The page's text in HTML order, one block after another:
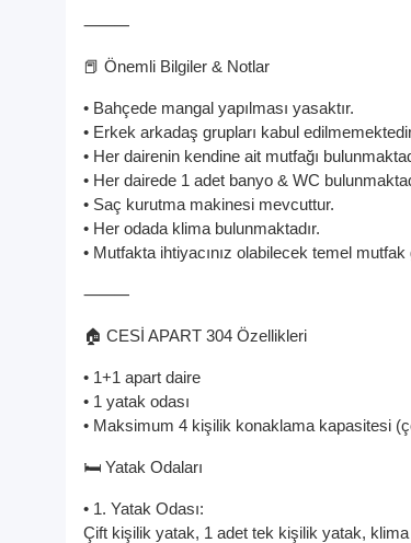
⸻
📕 Önemli Bilgiler & Notlar
• Bahçede mangal yapılması yasaktır.
• Erkek arkadaş grupları kabul
• Her dairenin kendine ait mutfağı
• Her dairede 1 adet banyo & WC
• Saç kurutma makinesi mevcuttur.
• Her odada klima bulunmaktadır.
• Mutfakta ihtiyacınız olabilecek temel
⸻
🏠 CESİ APART 304 Özellikleri
• 1+1 apart daire
• 1 yatak odası
• Maksimum 4 kişilik konaklama kapasitesi
🛏️ Yatak Odaları
• 1. Yatak Odası:
Çift kişilik yatak, 1 adet tek kişilik yatak, klima